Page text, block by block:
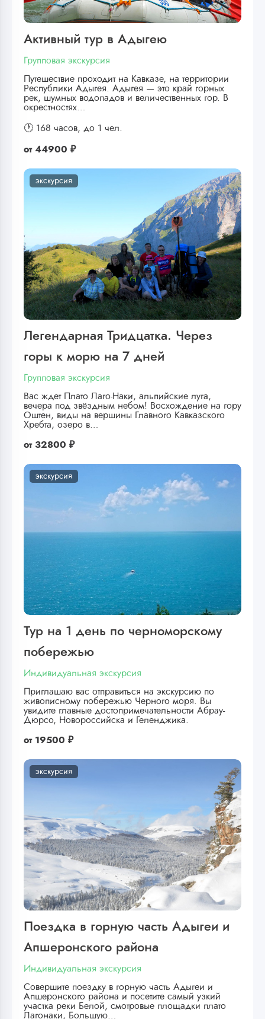
Активный тур в Адыгею
Групповая экскурсия
Путешествие проходит на Кавказе, на территории
Республики Адыгея. Адыгея — это край горных
рек, шумных водопадов и величественных гор. В
окрестностях…
🕐 168 часов, до 1 чел.
от 44900 ₽
экскурсия
Легендарная Тридцатка. Через
горы к морю на 7 дней
Групповая экскурсия
Вас ждет Плато Лаго-Наки, альпийские луга,
вечера под звёздным небом! Восхождение на гору
Оштен, виды на вершины Главного Кавказского
Хребта, озеро в…
от 32800 ₽
экскурсия
Тур на 1 день по черноморскому
побережью
Индивидуальная экскурсия
Приглашаю вас отправиться на экскурсию по
живописному побережью Черного моря. Вы
увидите главные достопримечательности Абрау-
Дюрсо, Новороссийска и Геленджика.
от 19500 ₽
экскурсия
Поездка в горную часть Адыгеи и
Апшеронского района
Индивидуальная экскурсия
Совершите поездку в горную часть Адыгеи и
Апшеронского района и посетите самый узкий
участка реки Белой, смотровые площадки плато
Лагонаки, Большую…